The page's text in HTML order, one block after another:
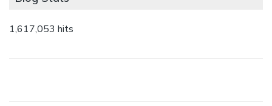
1,617,053 hits